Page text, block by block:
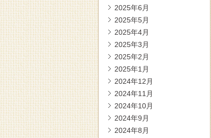
2025年6月
2025年5月
2025年4月
2025年3月
2025年2月
2025年1月
2024年12月
2024年11月
2024年10月
2024年9月
2024年8月